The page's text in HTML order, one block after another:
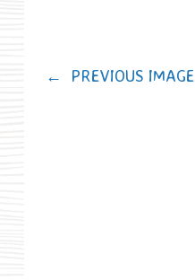
← PREVIOUS IMAGE